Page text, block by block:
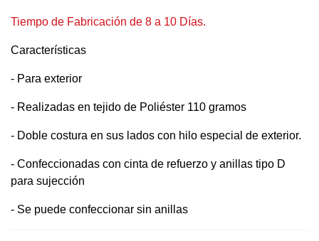
Tiempo de Fabricación de 8 a 10 Días.
Características
- Para exterior
- Realizadas en tejido de Poliéster 110 gramos
- Doble costura en sus lados con hilo especial de exterior.
- Confeccionadas con cinta de refuerzo y anillas tipo D
para sujección
- Se puede confeccionar sin anillas